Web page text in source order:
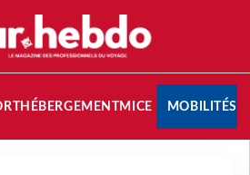
HÉBERGEMENTMICE MOBILITÉS